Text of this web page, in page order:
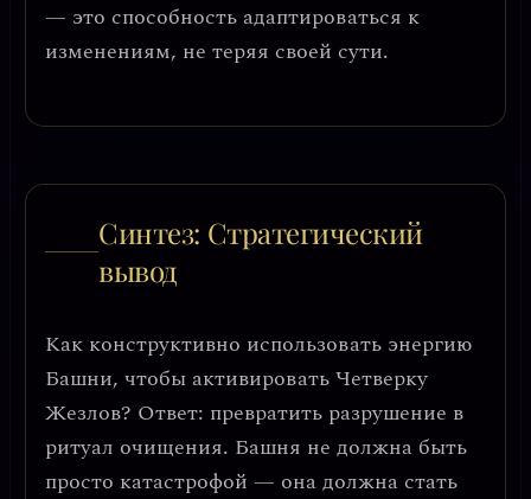
— это способность адаптироваться к
изменениям, не теряя своей сути.
Синтез: Стратегический
вывод
Как конструктивно использовать энергию
Башни, чтобы активировать Четверку
Жезлов? Ответ: превратить разрушение в
ритуал очищения. Башня не должна быть
просто катастрофой — она должна стать